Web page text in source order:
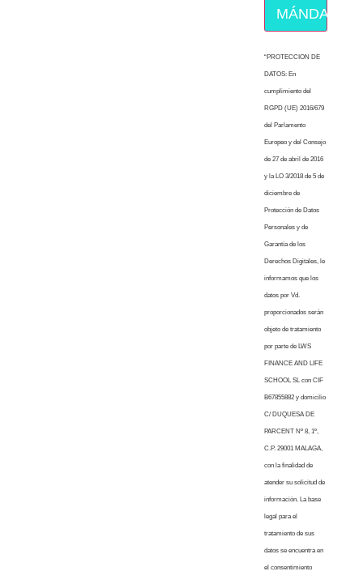
MÁNDAME
“PROTECCION DE
DATOS: En
cumplimiento del
RGPD (UE) 2016/679
del Parlamento
Europeo y del Consejo
de 27 de abril de 2016
y la LO 3/2018 de 5 de
diciembre de
Protección de Datos
Personales y de
Garantía de los
Derechos Digitales, le
informamos que los
datos por Vd.
proporcionados serán
objeto de tratamiento
por parte de LWS
FINANCE AND LIFE
SCHOOL SL con CIF
B67855882 y domicilio
C/ DUQUESA DE
PARCENT Nº 8, 1º,
C.P. 29001 MALAGA,
con la finalidad de
atender su solicitud de
información. La base
legal para el
tratamiento de sus
datos se encuentra en
el consentimiento